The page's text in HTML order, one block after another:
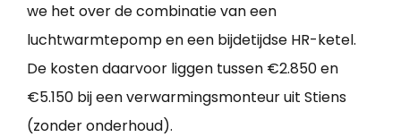
we het over de combinatie van een
luchtwarmtepomp en een bijdetijdse HR-ketel.
De kosten daarvoor liggen tussen €2.850 en
€5.150 bij een verwarmingsmonteur uit Stiens
(zonder onderhoud).